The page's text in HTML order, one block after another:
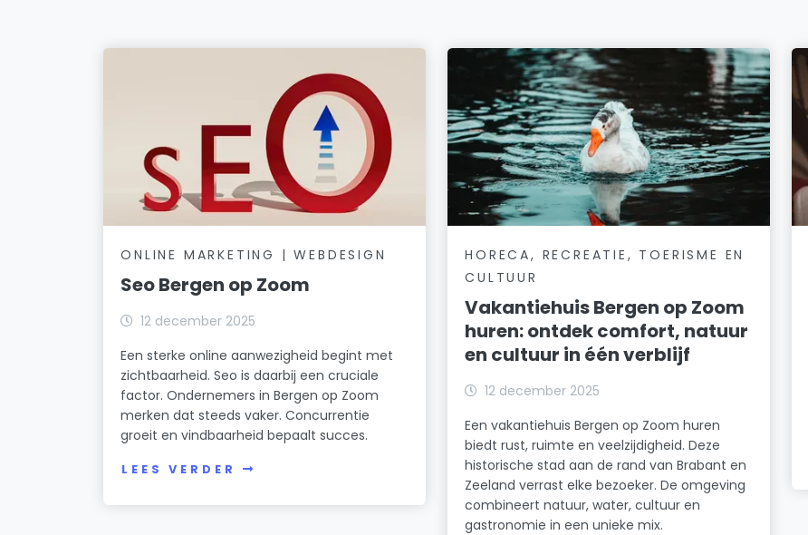
ONLINE MARKETING | WEBDESIGN
Seo Bergen op Zoom
12 december 2025
Een sterke online aanwezigheid begint met
zichtbaarheid. Seo is daarbij een cruciale
factor. Ondernemers in Bergen op Zoom
merken dat steeds vaker. Concurrentie
groeit en vindbaarheid bepaalt succes.
LEES VERDER
HORECA, RECREATIE, TOERISME EN
CULTUUR
Vakantiehuis Bergen op Zoom
huren: ontdek comfort, natuur
en cultuur in één verblijf
12 december 2025
Een vakantiehuis Bergen op Zoom huren
biedt rust, ruimte en veelzijdigheid. Deze
historische stad aan de rand van Brabant en
Zeeland verrast elke bezoeker. De omgeving
combineert natuur, water, cultuur en
gastronomie in een unieke mix.